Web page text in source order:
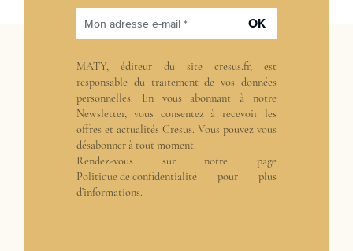
Mon adresse e-mail * OK
MATY, éditeur du site cresus.fr, est
responsable du traitement de vos données
personnelles. En vous abonnant à notre
Newsletter, vous consentez à recevoir les
offres et actualités Cresus. Vous pouvez vous
désabonner à tout moment.
Rendez-vous sur notre page
Politique de confidentialité pour plus
d’informations.